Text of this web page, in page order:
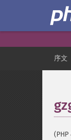
序文
(PHP